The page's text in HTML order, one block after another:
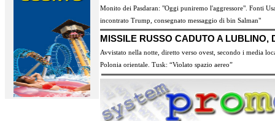
Monito dei Pasdaran: "Oggi puniremo l'aggressore". Fonti
incontrato Trump, consegnato messaggio di bin Salman"
MISSILE RUSSO CADUTO A LUBLINO,
Avvistato nella notte, diretto verso ovest, secondo i media
Polonia orientale. Tusk: “Violato spazio aereo”